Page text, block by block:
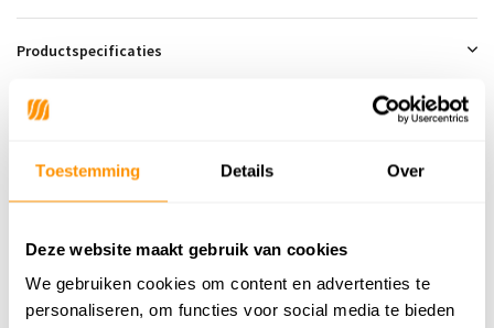
Toestemming Details Over
Deze website maakt gebruik van cookies
We gebruiken cookies om content en advertenties te
personaliseren, om functies voor social media te bieden
Productspecificaties
Gewicht Ca. 3500 gram per m2
Productiemethode Hand Tufted